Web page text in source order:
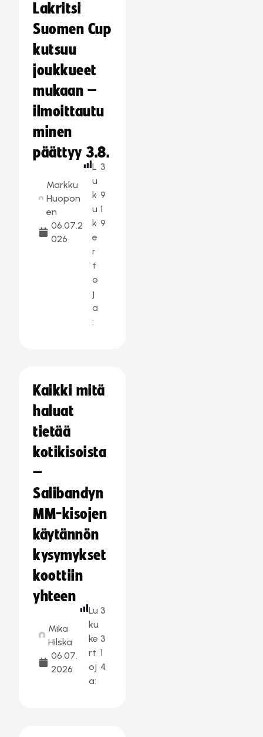
Lakritsi
Suomen Cup
kutsuu
joukkueet
mukaan –
ilmoittautu
minen
päättyy 3.8.
Markku
Huopon
en
06.07.2
026
L
u
k
u
k
e
r
t
o
j
a
:
3
9
1
9
Kaikki mitä
haluat
tietää
kotikisoista
–
Salibandyn
MM-kisojen
käytännön
kysymykset
koottiin
yhteen
Mika
Hilska
06.07.
2026
Lu
ku
ke
rt
oj
a:
3
3
1
4